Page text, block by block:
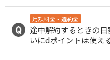
月額料金・違約金
途中解約するときの
いにdポイントは使え